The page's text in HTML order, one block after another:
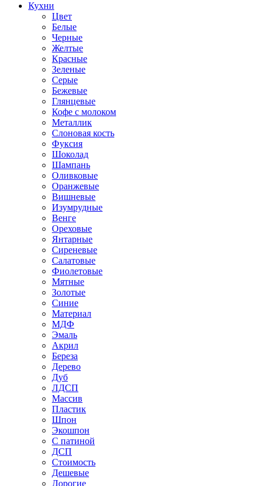
Кухни
Цвет
Белые
Черные
Желтые
Красные
Зеленые
Серые
Бежевые
Глянцевые
Кофе с молоком
Металлик
Слоновая кость
Фуксия
Шоколад
Шампань
Оливковые
Оранжевые
Вишневые
Изумрудные
Венге
Ореховые
Янтарные
Сиреневые
Салатовые
Фиолетовые
Мятные
Золотые
Синие
Материал
МДФ
Эмаль
Акрил
Береза
Дерево
Дуб
ЛДСП
Массив
Пластик
Шпон
Экошпон
С патиной
ДСП
Стоимость
Дешевые
Дорогие